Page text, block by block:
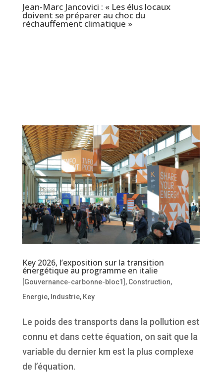
Jean-Marc Jancovici : « Les élus locaux
doivent se préparer au choc du
réchauffement climatique »
Key 2026, l’exposition sur la transition
énergétique au programme en italie
[Gouvernance-carbonne-bloc1] , Construction,
Energie, Industrie, Key
Le poids des transports dans la pollution est
connu et dans cette équation, on sait que la
variable du dernier km est la plus complexe
de l’équation.